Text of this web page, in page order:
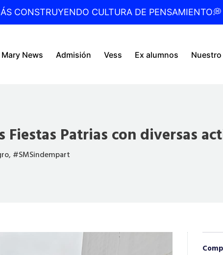
CONSTRUYENDO CULTURA DE PENSAMIENTO💭
News Admisión Vess Ex alumnos
Patrias con diversas
, #SMSindempart